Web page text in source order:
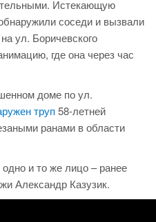
Истекающую
соседи и вызвали
ул. Боричевского
где она через час
доме по ул.
труп 58-летней
ранами в области
и то же лицо – ранее
Александр Казузик.